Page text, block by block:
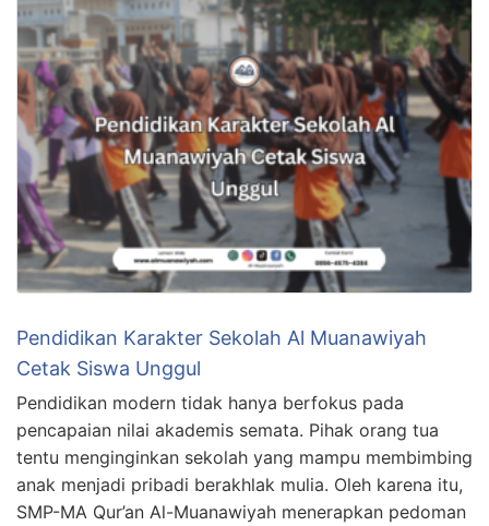
Pendidikan Karakter Sekolah Al Muanawiyah
Cetak Siswa Unggul
Pendidikan modern tidak hanya berfokus pada
pencapaian nilai akademis semata. Pihak orang tua
tentu menginginkan sekolah yang mampu membimbing
anak menjadi pribadi berakhlak mulia. Oleh karena itu,
SMP-MA Qur’an Al-Muanawiyah menerapkan pedoman